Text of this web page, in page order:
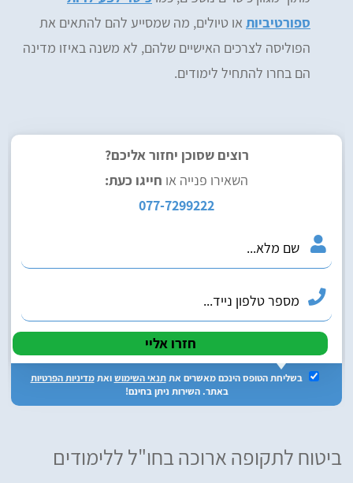
ספורטיביות או טיולים, מה שמסייע להם להתאים את
הפוליסה לצרכים האישיים שלהם, לא משנה באיזו מדינה
הם בחרו להתחיל לימודים.
רוצים שסוכן יחזור אליכם?
השאירו פנייה או חייגו כעת:
077-7299222
בשליחת הטופס הינכם מאשרים אתתנאי השימושואתמדיניות הפרטיות
באתר. השירות ניתן בחינם!
ביטוח לתקופה ארוכה בחו"ל ללימודים